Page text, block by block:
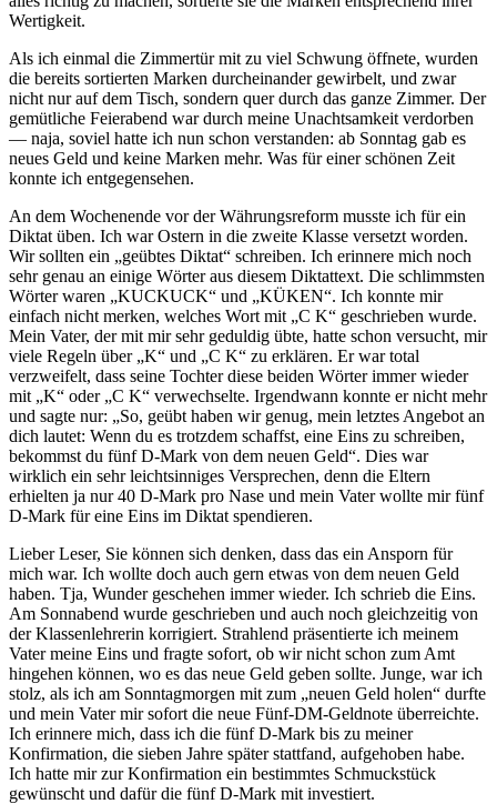
Wertigkeit.
Als ich einmal die Zimmertür mit zu viel Schwung öffnete, wurden
die bereits sortierten Marken durcheinander gewirbelt, und zwar
nicht nur auf dem Tisch, sondern quer durch das ganze Zimmer. Der
gemütliche Feierabend war durch meine Unachtsamkeit verdorben
— naja, soviel hatte ich nun schon verstanden: ab Sonntag gab es
neues Geld und keine Marken mehr. Was für einer schönen Zeit
konnte ich entgegensehen.
An dem Wochenende vor der Währungsreform musste ich für ein
Diktat üben. Ich war Ostern in die zweite Klasse versetzt worden.
Wir sollten ein
geübtes Diktat
schreiben. Ich erinnere mich noch
sehr genau an einige Wörter aus diesem Diktattext. Die schlimmsten
Wörter waren
KUCKUCK und KÜKEN . Ich konnte mir
einfach nicht merken, welches Wort mit
C K
geschrieben wurde.
Mein Vater, der mit mir sehr geduldig übte, hatte schon versucht, mir
viele Regeln über K und C K
zu erklären. Er war total
verzweifelt, dass seine Tochter diese beiden Wörter immer wieder
mit
K oder C K
verwechselte. Irgendwann konnte er nicht mehr
und sagte nur:
So, geübt haben wir genug, mein letztes Angebot an
dich lautet: Wenn du es trotzdem schaffst, eine Eins zu schreiben,
bekommst du fünf D-Mark von dem neuen Geld . Dies war
wirklich ein sehr leichtsinniges Versprechen, denn die Eltern
erhielten ja nur 40 D-Mark pro Nase und mein Vater wollte mir fünf
D-Mark für eine Eins im Diktat spendieren.
Lieber Leser, Sie können sich denken, dass das ein Ansporn für
mich war. Ich wollte doch auch gern etwas von dem neuen Geld
haben. Tja, Wunder geschehen immer wieder. Ich schrieb die Eins.
Am Sonnabend wurde geschrieben und auch noch gleichzeitig von
der Klassenlehrerin korrigiert. Strahlend präsentierte ich meinem
Vater meine Eins und fragte sofort, ob wir nicht schon zum Amt
hingehen können, wo es das neue Geld geben sollte. Junge, war ich
stolz, als ich am Sonntagmorgen mit zum
neuen Geld holen
durfte
und mein Vater mir sofort die neue Fünf-DM-Geldnote überreichte.
Ich erinnere mich, dass ich die fünf D-Mark bis zu meiner
Konfirmation, die sieben Jahre später stattfand, aufgehoben habe.
Ich hatte mir zur Konfirmation ein bestimmtes Schmuckstück
gewünscht und dafür die fünf D-Mark mit investiert.